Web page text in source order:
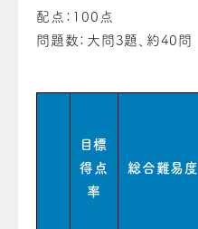
配点：100点
問題数：大問3題、約40問
目標
得点
率
総合難易度